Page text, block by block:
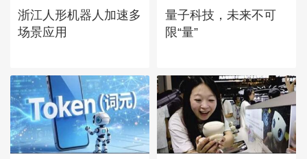
浙江人形机器人加速多
场景应用
量子科技，未来不可
限“量”